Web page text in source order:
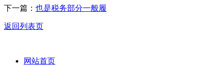
下一篇： 也是税务部分一般履
返回列表页
网站首页